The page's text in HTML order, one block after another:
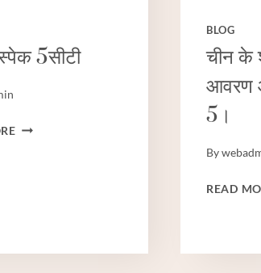
5सीटी
एपीआई
BLOG
चीन के
आवरण
5।
By
READ